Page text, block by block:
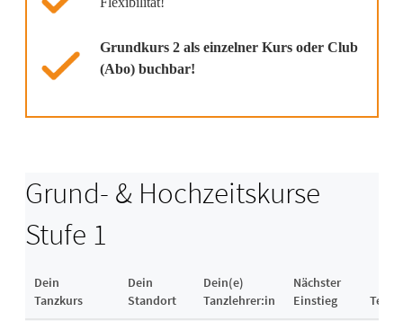
Grundkurs 2 als einzelner Kurs oder Club
(Abo) buchbar!